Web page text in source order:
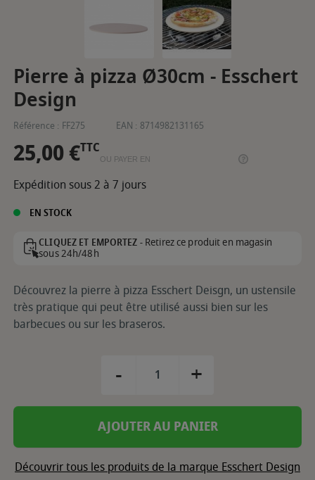
Pierre à pizza Ø30cm - Esschert
Design
Référence : FF275 EAN : 8714982131165
25,00 €TTC
OU PAYER EN
Expédition sous 2 à 7 jours
EN STOCK
CLIQUEZ ET EMPORTEZ -Retirez ce produit en magasin
sous 24h/48h
Découvrez la pierre à pizza Esschert Deisgn, un ustensile
très pratique qui peut être utilisé aussi bien sur les
barbecues ou sur les braseros.
- +
AJOUTER AU PANIER
Découvrir tous les produits de la marque Esschert Design